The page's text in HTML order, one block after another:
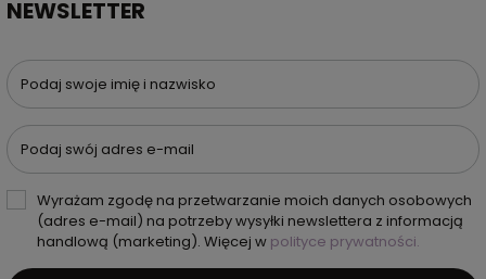
NEWSLETTER
Podaj swoje imię i nazwisko
Podaj swój adres e-mail
Wyrażam zgodę na przetwarzanie moich danych osobowych
(adres e-mail) na potrzeby wysyłki newslettera z informacją
handlową (marketing). Więcej w polityce prywatności.